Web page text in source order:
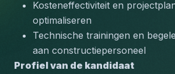
Kosteneffectiviteit en
optimaliseren
Technische trainingen en
aan constructiepersoneel
Profiel van de kandidaat